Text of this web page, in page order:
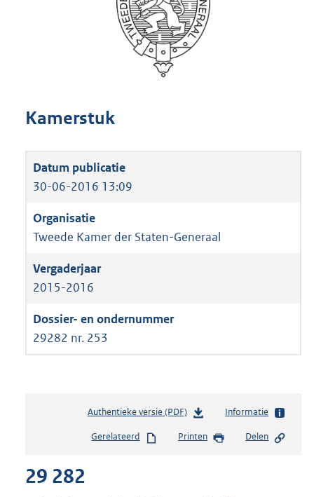
Kamerstuk
30-06-2016 13:09
Tweede Kamer der Staten-Generaal
2015-2016
29282 nr. 253
Authentieke versie (PDF)b
s
Informatie
Gerelateerd Printen Delen
29 282